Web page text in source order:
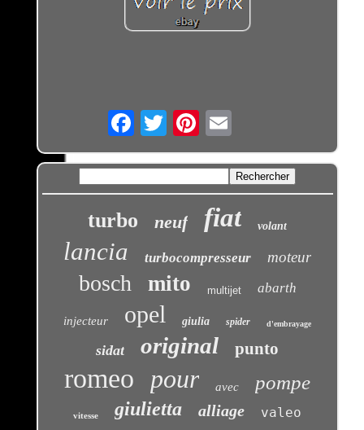
Email
turbo neuf fiat volant
lancia turbocompresseur moteur
bosch mito multijet abarth
injecteur opel giulia spider d'embrayage
sidat original punto
romeo pour avec pompe
vitesse giulietta alliage valeo